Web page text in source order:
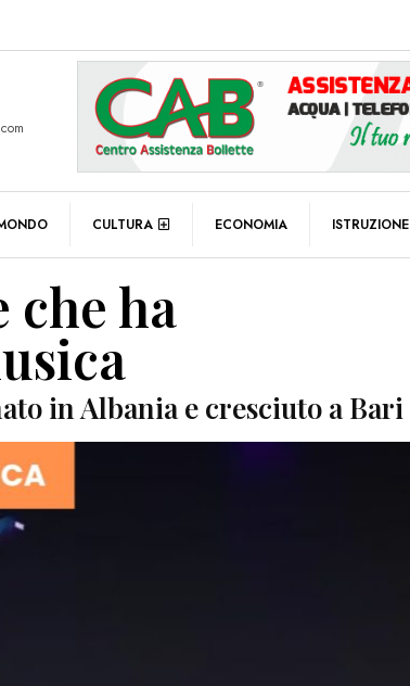
CULTURA ECONOMIA ISTRUZIONE
ha
in Albania e cresciuto a Bari